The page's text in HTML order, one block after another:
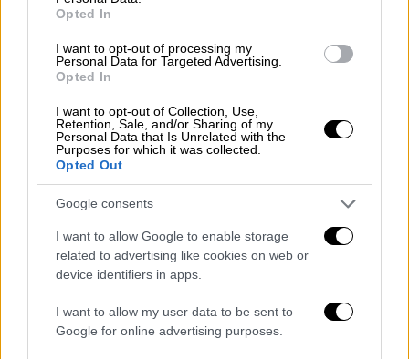
Opted In
I want to opt-out of processing my
Personal Data for Targeted Advertising.
Opted In
I want to opt-out of Collection, Use,
Retention, Sale, and/or Sharing of my
Personal Data that Is Unrelated with the
Purposes for which it was collected.
Opted Out
Google consents
I want to allow Google to enable storage
related to advertising like cookies on web or
device identifiers in apps.
I want to allow my user data to be sent to
Google for online advertising purposes.
κόντρα στον ΠΑΟΚ, αλλά πέρασε στην
παράταση - Πρόκριση και για Ολυμπιακό
Συγκλονιστικό παιχνίδι στο Παλατάκι και
πρόκριση στην παράταση για τον
Παναθηναϊκό - Ασύλληπτη εμφάνιση ο
Πόρτερ - Νίκησε με 100άρα την ΑΕΚ ο
Ολυμπιακός